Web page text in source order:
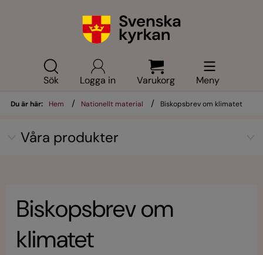
Sök Logga in Varukorg Meny
Du är här: Hem / Nationellt material / Biskopsbrev om klimatet
Våra produkter
Biskopsbrev om
klimatet